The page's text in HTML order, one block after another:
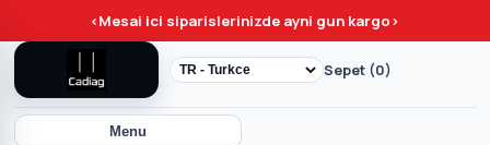
<Mesai ici siparislerinizde ayni gun kargo>
Menu
Sepet (0)